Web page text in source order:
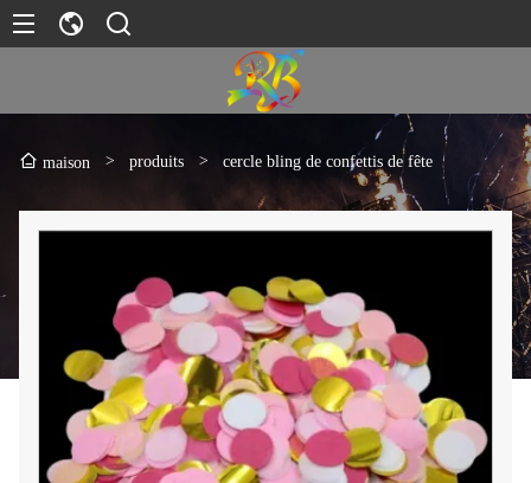
maison > produits > cercle bling de confettis de fête